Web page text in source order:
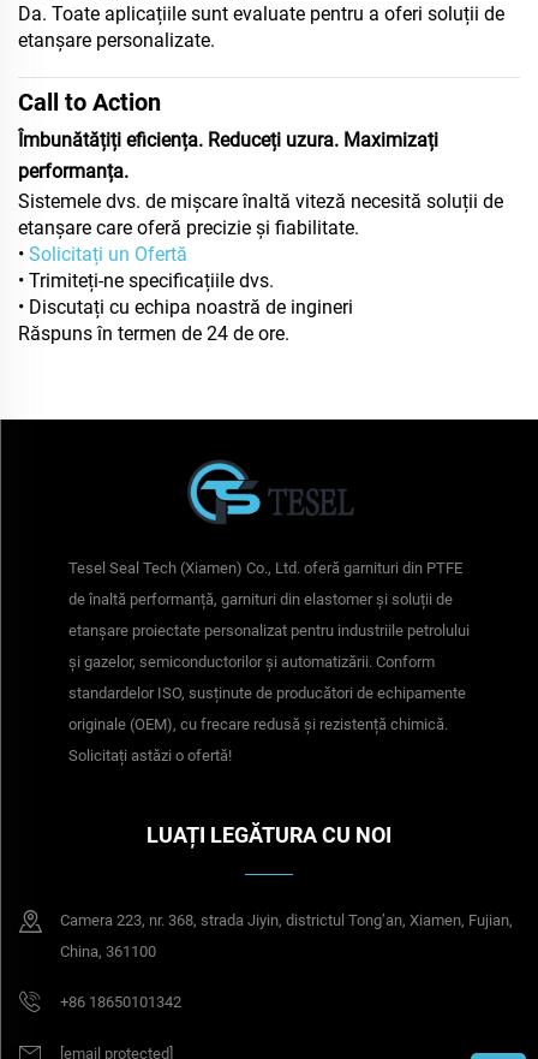
Da. Toate aplicațiile sunt evaluate pentru a oferi soluții de
etanșare personalizate.
Call to Action
Îmbunătățiți eficiența. Reduceți uzura. Maximizați
performanța.
Sistemele dvs. de mișcare înaltă viteză necesită soluții de
etanșare care oferă precizie și fiabilitate.
• Solicitați un Ofertă
• Trimiteți-ne specificațiile dvs.
• Discutați cu echipa noastră de ingineri
Răspuns în termen de 24 de ore.
Tesel Seal Tech (Xiamen) Co., Ltd. oferă garnituri din PTFE
de înaltă performanță, garnituri din elastomer și soluții de
etanșare proiectate personalizat pentru industriile petrolului
și gazelor, semiconductorilor și automatizării. Conform
standardelor ISO, susținute de producători de echipamente
originale (OEM), cu frecare redusă și rezistență chimică.
Solicitați astăzi o ofertă!
LUAȚI LEGĂTURA CU NOI
Camera 223, nr. 368, strada Jiyin, districtul Tong’an, Xiamen, Fujian,
China, 361100
+86 18650101342
[email protected]